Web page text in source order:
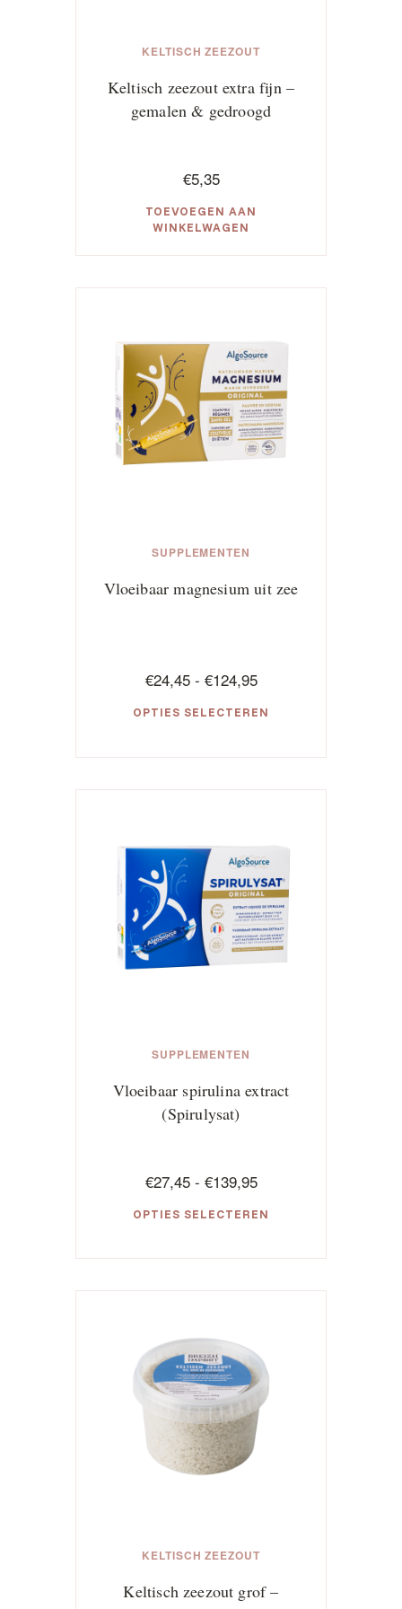
KELTISCH ZEEZOUT
Keltisch zeezout extra fijn –
gemalen & gedroogd
€5,35
TOEVOEGEN AAN
WINKELWAGEN
SUPPLEMENTEN
Vloeibaar magnesium uit zee
€24,45 - €124,95Prijsklasse:
tot
OPTIES SELECTEREN
heeft
Deze
optie
kan
gekozen
worden
op
de
productpagina
SUPPLEMENTEN
Vloeibaar spirulina extract
(Spirulysat)
€27,45 - €139,95Prijsklasse:
tot
OPTIES SELECTEREN
Dit
heeft
Deze
optie
kan
gekozen
worden
op
de
productpagina
KELTISCH ZEEZOUT
Keltisch zeezout grof –